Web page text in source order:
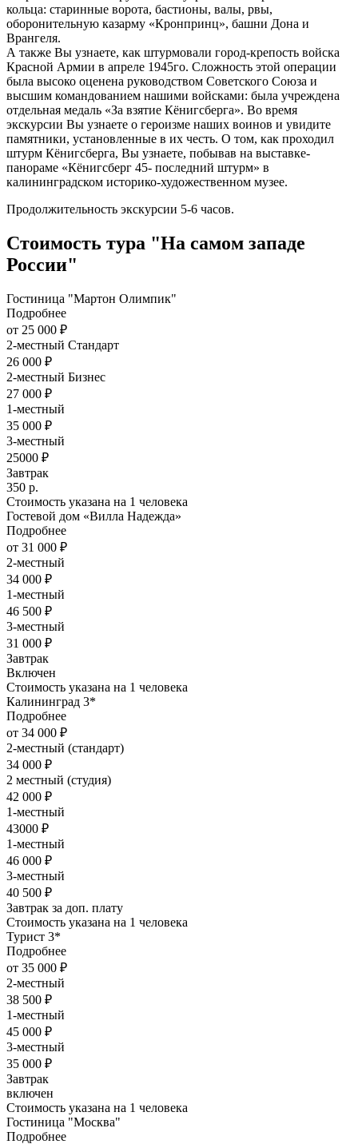
кольца: старинные ворота, бастионы, валы, рвы,
оборонительную казарму «Кронпринц», башни Дона и
Врангеля.
А также Вы узнаете, как штурмовали город-крепость войска
Красной Армии в апреле 1945го. Сложность этой операции
была высоко оценена руководством Советского Союза и
высшим командованием нашими войсками: была учреждена
отдельная медаль «За взятие Кёнигсберга». Во время
экскурсии Вы узнаете о героизме наших воинов и увидите
памятники, установленные в их честь. О том, как проходил
штурм Кёнигсберга, Вы узнаете, побывав на выставке-
панораме «Кёнигсберг 45- последний штурм» в
калининградском историко-художественном музее.
Продолжительность экскурсии 5-6 часов.
Стоимость тура "На самом западе
России"
Гостиница "Мартон Олимпик"
Подробнее
от 25 000 ₽
2-местный Стандарт
26 000 ₽
2-местный Бизнес
27 000 ₽
1-местный
35 000 ₽
3-местный
25000 ₽
Завтрак
350 р.
Стоимость указана на 1 человека
Гостевой дом «Вилла Надежда»
Подробнее
от 31 000 ₽
2-местный
34 000 ₽
1-местный
46 500 ₽
3-местный
31 000 ₽
Завтрак
Включен
Стоимость указана на 1 человека
Калининград 3*
Подробнее
от 34 000 ₽
2-местный (стандарт)
34 000 ₽
2 местный (студия)
42 000 ₽
1-местный
43000 ₽
1-местный
46 000 ₽
3-местный
40 500 ₽
Завтрак за доп. плату
Стоимость указана на 1 человека
Турист 3*
Подробнее
от 35 000 ₽
2-местный
38 500 ₽
1-местный
45 000 ₽
3-местный
35 000 ₽
Завтрак
включен
Стоимость указана на 1 человека
Гостиница "Москва"
Подробнее